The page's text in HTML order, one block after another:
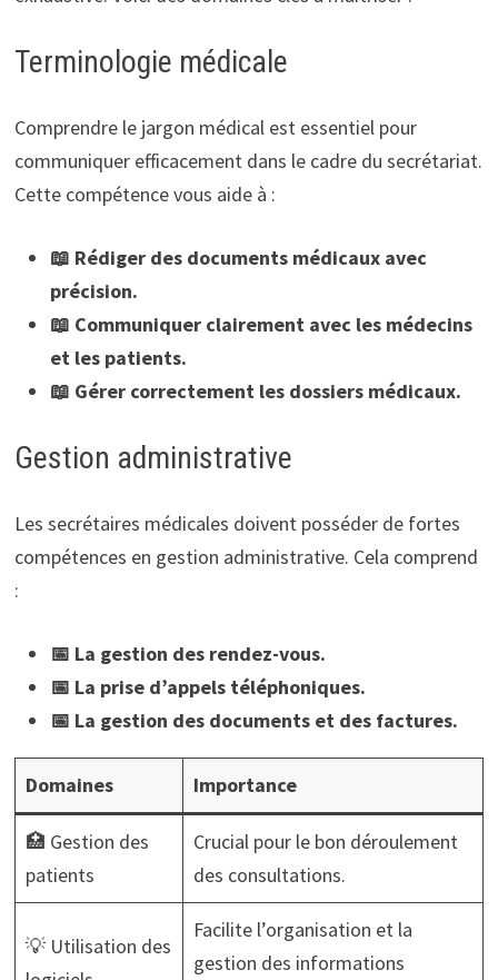
Terminologie médicale
Comprendre le jargon médical est essentiel pour
communiquer efficacement dans le cadre du secrétariat.
Cette compétence vous aide à :
📖 Rédiger des documents médicaux avec
précision.
📖 Communiquer clairement avec les médecins
et les patients.
📖 Gérer correctement les dossiers médicaux.
Gestion administrative
Les secrétaires médicales doivent posséder de fortes
compétences en gestion administrative. Cela comprend
:
📅 La gestion des rendez-vous.
📅 La prise d’appels téléphoniques.
📅 La gestion des documents et des factures.
Domaines Importance
🏥 Gestion des
patients
Crucial pour le bon déroulement
des consultations.
💡 Utilisation des
Facilite l’organisation et la
gestion des informations